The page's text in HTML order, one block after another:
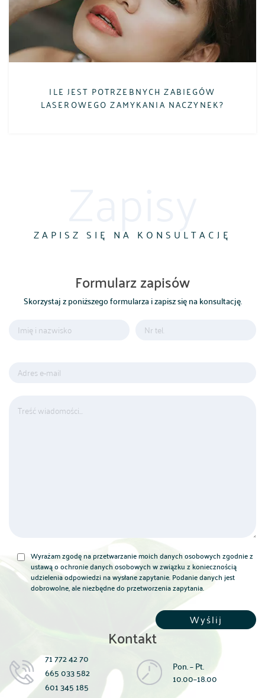
ILE JEST POTRZEBNYCH ZABIEGÓW
LASEROWEGO ZAMYKANIA NACZYNEK?
ZAPISZ SIĘ NA KONSULTACJĘ
Formularz zapisów
Skorzystaj z poniższego formularza i zapisz się na konsultację.
Wyrażam zgodę na przetwarzanie moich danych osobowych zgodnie z
ustawą o ochronie danych osobowych w związku z koniecznością
udzielenia odpowiedzi na wysłane zapytanie. Podanie danych jest
dobrowolne, ale niezbędne do przetworzenia zapytania.
Kontakt
71 772 42 70
665 033 582
601 345 185
Pon. – Pt.
10.00–18.00